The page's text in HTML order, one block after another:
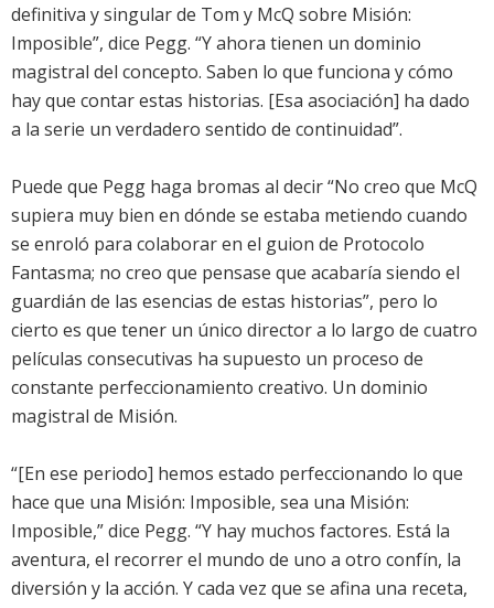
definitiva y singular de Tom y McQ sobre Misión:
Imposible”, dice Pegg. “Y ahora tienen un dominio
magistral del concepto. Saben lo que funciona y cómo
hay que contar estas historias. [Esa asociación] ha dado
a la serie un verdadero sentido de continuidad”.
Puede que Pegg haga bromas al decir “No creo que McQ
supiera muy bien en dónde se estaba metiendo cuando
se enroló para colaborar en el guion de Protocolo
Fantasma; no creo que pensase que acabaría siendo el
guardián de las esencias de estas historias”, pero lo
cierto es que tener un único director a lo largo de cuatro
películas consecutivas ha supuesto un proceso de
constante perfeccionamiento creativo. Un dominio
magistral de Misión.
“[En ese periodo] hemos estado perfeccionando lo que
hace que una Misión: Imposible, sea una Misión:
Imposible,” dice Pegg. “Y hay muchos factores. Está la
aventura, el recorrer el mundo de uno a otro confín, la
diversión y la acción. Y cada vez que se afina una receta,